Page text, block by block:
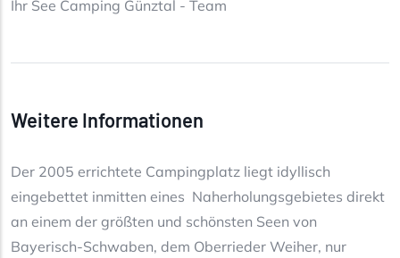
Ihr See Camping Günztal - Team
Weitere Informationen
Der 2005 errichtete Campingplatz liegt idyllisch
eingebettet inmitten eines Naherholungsgebietes direkt
an einem der größten und schönsten Seen von
Bayerisch-Schwaben, dem Oberrieder Weiher, nur